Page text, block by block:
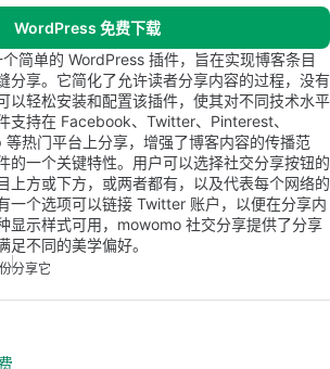
WordPress 免费下载
简单的 WordPress 插件，旨在实现博客条目
分享。它简化了允许读者分享内容的过程，没有
以轻松安装和配置该插件，使其对不同技术水平
支持在 Facebook、Twitter、Pinterest、
热门平台上分享，增强了博客内容的传播范
的一个关键特性。用户可以选择社交分享按钮的
方或下方，或两者都有，以及代表每个网络的
一个选项可以链接 Twitter 账户，以便在分享内
显示样式可用，mowomo 社交分享提供了分享
不同的美学偏好。
分享它